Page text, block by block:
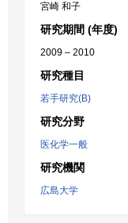
宮崎 和子
研究期間 (年度)
2009 – 2010
研究種目
若手研究(B)
研究分野
医化学一般
研究機関
広島大学